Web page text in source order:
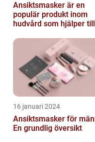
Ansiktsmasker är en
populär produkt inom
hudvård som hjälper till
näring åt hud...
16 januari 2024
Ansiktsmasker för
En grundlig översikt